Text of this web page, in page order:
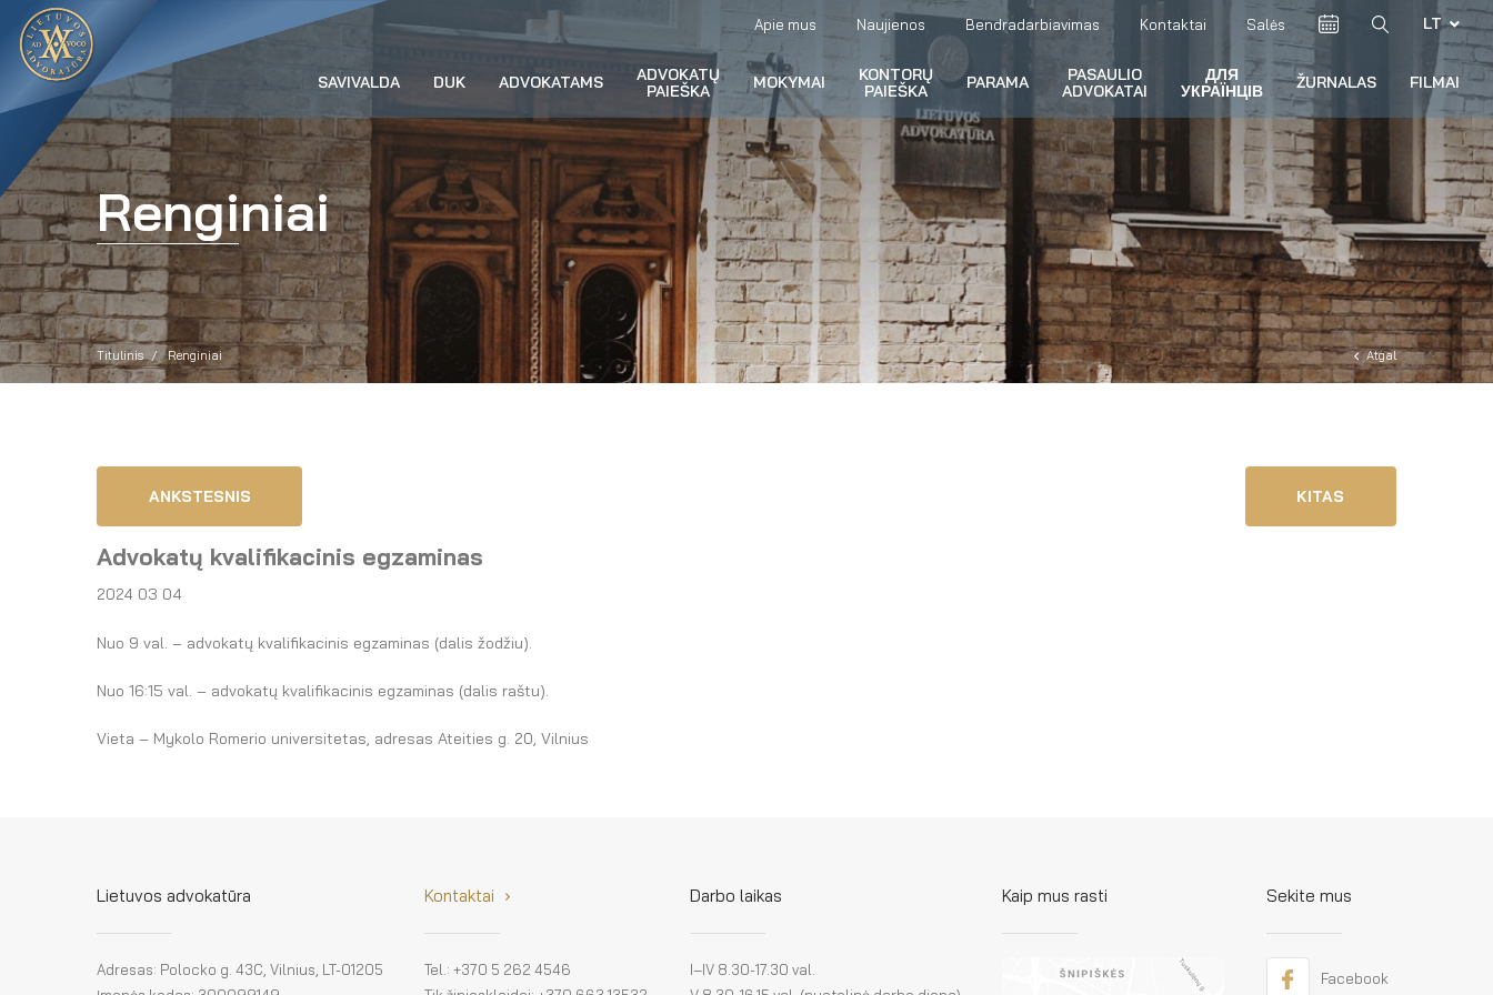
Apie mus Naujienos Bendradarbiavimas Kontaktai Salės LT
SAVIVALDA DUK ADVOKATAMS
ADVOKATŲ
PAIEŠKA
MOKYMAI
KONTORŲ
PAIEŠKA
PARAMA
PASAULIO
ADVOKATAI
ДЛЯ
УКРАЇНЦІВ
ŽURNALAS FILMAI
Renginiai
Titulinis Renginiai Atgal
ANKSTESNIS KITAS
Advokatų kvalifikacinis egzaminas
2024 03 04
Nuo 9 val. – advokatų kvalifikacinis egzaminas (dalis žodžiu).
Nuo 16:15 val. – advokatų kvalifikacinis egzaminas (dalis raštu).
Vieta – Mykolo Romerio universitetas, adresas Ateities g. 20, Vilnius
Lietuvos advokatūra
Adresas: Polocko g. 43C, Vilnius, LT-01205
Kontaktai
Tel.: +370 5 262 4546
Darbo laikas
I–IV 8.30-17.30 val.
Kaip mus rasti Sekite mus
Facebook